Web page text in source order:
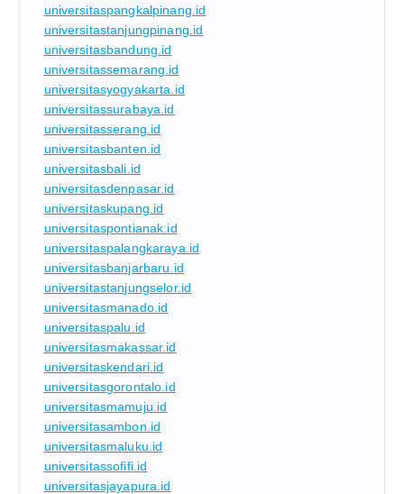
universitaspangkalpinang.id
universitastanjungpinang.id
universitasbandung.id
universitassemarang.id
universitasyogyakarta.id
universitassurabaya.id
universitasserang.id
universitasbanten.id
universitasbali.id
universitasdenpasar.id
universitaskupang.id
universitaspontianak.id
universitaspalangkaraya.id
universitasbanjarbaru.id
universitastanjungselor.id
universitasmanado.id
universitaspalu.id
universitasmakassar.id
universitaskendari.id
universitasgorontalo.id
universitasmamuju.id
universitasambon.id
universitasmaluku.id
universitassofifi.id
universitasjayapura.id